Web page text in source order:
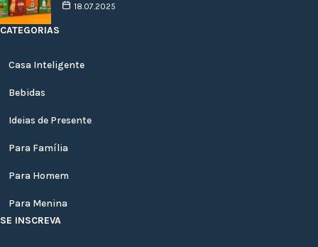
18.07.2025
CATEGORIAS
Casa Inteligente
Bebidas
Ideias de Presente
Para Família
Para Homem
Para Menina
SE INSCREVA